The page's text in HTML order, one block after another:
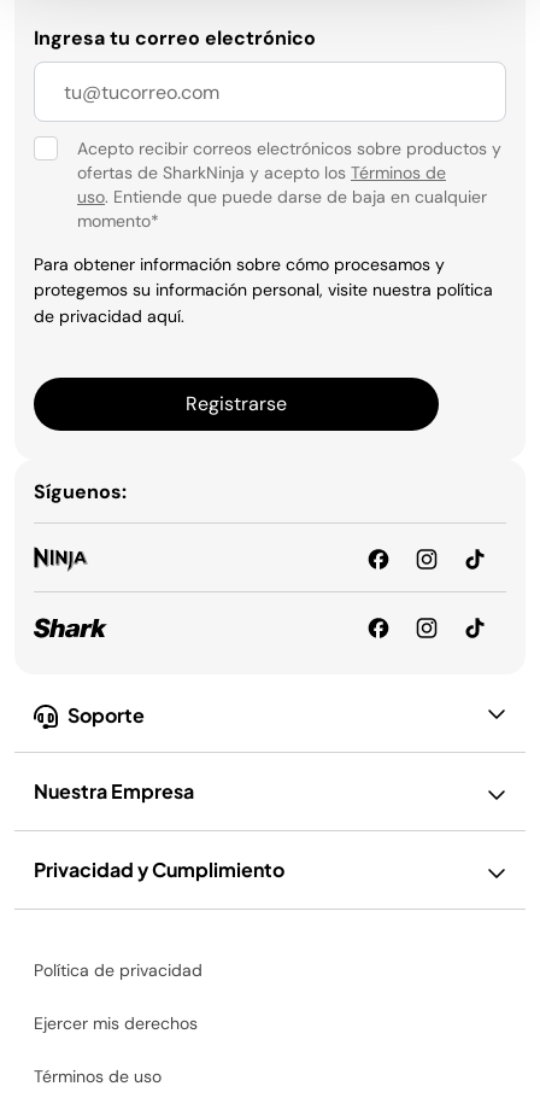
Soporte
Nuestra Empresa
Privacidad y Cumplimiento
Ingresa tu correo electrónico
Acepto recibir correos electrónicos sobre productos y
ofertas de SharkNinja y acepto los Términos de
uso. Entiende que puede darse de baja en cualquier
momento*
Para obtener información sobre cómo procesamos y
protegemos su información personal, visite nuestra política
de privacidad aquí.
Registrarse
Síguenos:
Política de privacidad
Ejercer mis derechos
Términos de uso